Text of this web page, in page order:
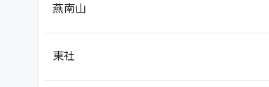
燕南山
東社